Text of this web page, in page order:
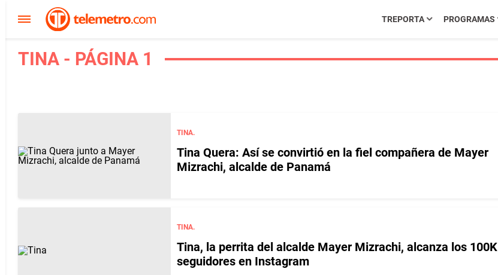
TREPORTA PROGRAMAS
TINA - PÁGINA 1
TINA.
Tina Quera: Así se convirtió en la fiel compañera de Mayer
Mizrachi, alcalde de Panamá
TINA.
Tina, la perrita del alcalde Mayer Mizrachi, alcanza los 100K
seguidores en Instagram